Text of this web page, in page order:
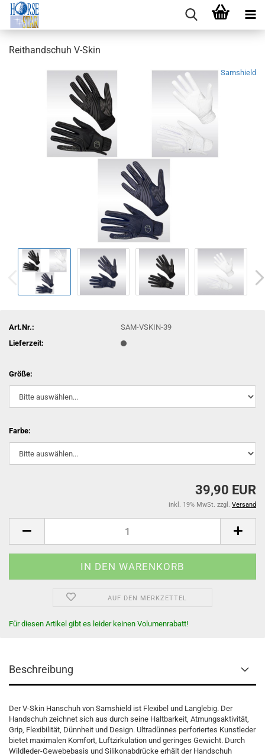
Reithandschuh V-Skin
Samshield
Art.Nr.:
SAM-VSKIN-39
Lieferzeit:
Größe:
Farbe:
39,90 EUR
inkl. 19% MwSt. zzgl. Versand
AUF DEN MERKZETTEL
Für diesen Artikel gibt es leider keinen Volumenrabatt!
Beschreibung
Der V-Skin Hanschuh von Samshield ist Flexibel und Langlebig. Der
Handschuh zeichnet sich aus durch seine Haltbarkeit, Atmungsaktivität,
Grip, Flexibilität, Dünnheit und Design. Ultradünnes perforiertes Kunstleder
bietet maximalen Komfort, Luftzirkulation und geringes Gewicht. Durch
Wildleder-Gewebebasis und Silikonabdrücke erhält der Handschuh